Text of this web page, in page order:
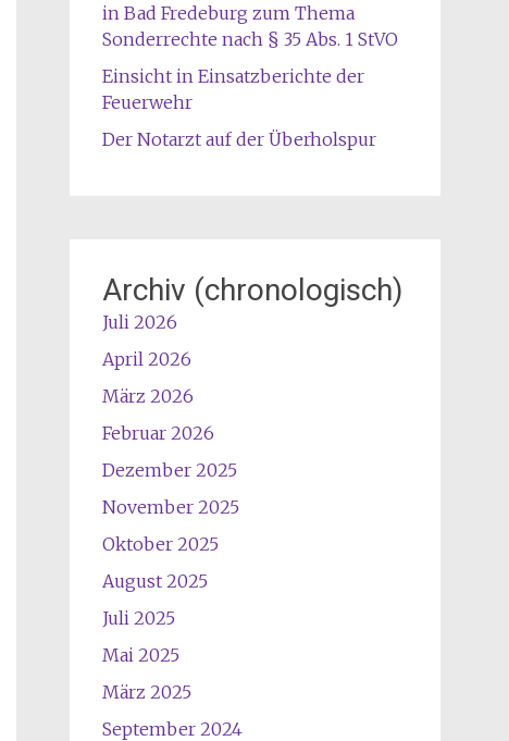
in Bad Fredeburg zum Thema
Sonderrechte nach § 35 Abs. 1 StVO
Einsicht in Einsatzberichte der
Feuerwehr
Der Notarzt auf der Überholspur
Archiv (chronologisch)
Juli 2026
April 2026
März 2026
Februar 2026
Dezember 2025
November 2025
Oktober 2025
August 2025
Juli 2025
Mai 2025
März 2025
September 2024